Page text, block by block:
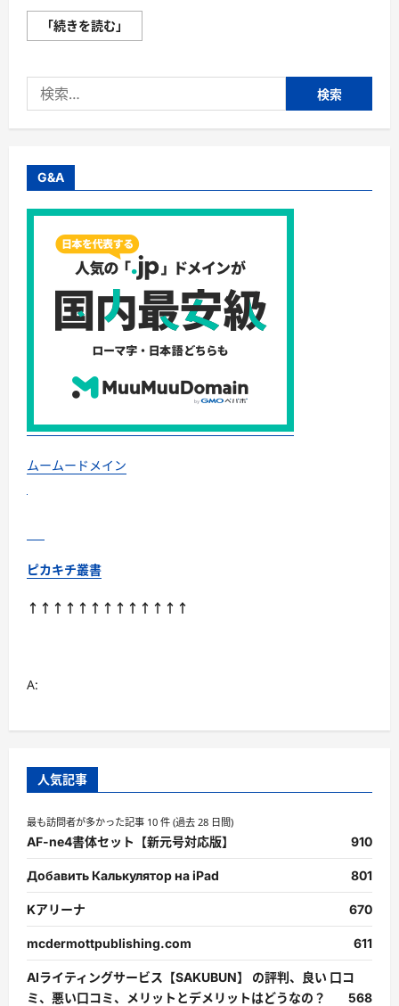
「続きを読む」
女
薬
毛
剤
公
」
索
結
果
に
い
て
さ
ら
に
読
索:
G&A
ムームードメイン
ピカキチ叢書
↑↑↑↑↑↑↑↑↑↑↑↑↑
A:
人気記事
最も訪問者が多かった記事 10 件 (過去 28 日間)
AF-ne4書体セット【新元号対応版】 910
Добавить Калькулятор на iPad 801
Kアリーナ 670
mcdermottpublishing.com 611
AIライティングサービス【SAKUBUN】 の評判、良い 口コ
ミ、悪い口コミ、メリットとデメリットはどうなの？
568